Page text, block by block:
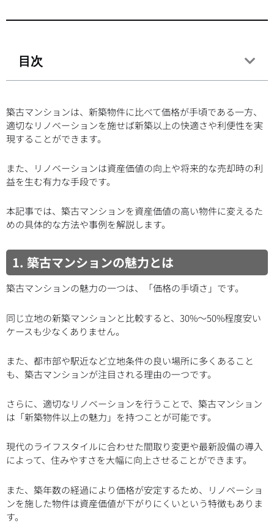
目次
築古マンションは、新築物件に比べて価格が手頃である一方、
適切なリノベーションを施せば新築以上の快適さや利便性を実
現することができます。
また、リノベーションは資産価値の向上や将来的な売却時の利
益を生む有力な手段です。
本記事では、築古マンションを資産価値の高い物件に変えるた
めの具体的な方法や事例を解説します。
1. 築古マンションの魅力とは
築古マンションの魅力の一つは、「価格の手頃さ」です。
同じ立地の新築マンションと比較すると、30%〜50%程度安い
ケースも少なくありません。
また、都市部や駅近など立地条件の良い場所に多くあること
も、築古マンションが注目される理由の一つです。
さらに、適切なリノベーションを行うことで、築古マンション
は「新築物件以上の魅力」を持つことが可能です。
現代のライフスタイルに合わせた間取り変更や最新設備の導入
によって、住みやすさを大幅に向上させることができます。
また、築年数の経過により価格が安定するため、リノベーショ
ンを施した物件は資産価値が下がりにくいという特徴もありま
す。